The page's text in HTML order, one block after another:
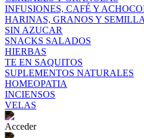
INFUSIONES, CAFÉ Y
HARINAS, GRANOS Y
SIN AZUCAR
SNACKS SALADOS
HIERBAS
TE EN SAQUITOS
SUPLEMENTOS NATURALES
HOMEOPATIA
INCIENSOS
VELAS
Acceder